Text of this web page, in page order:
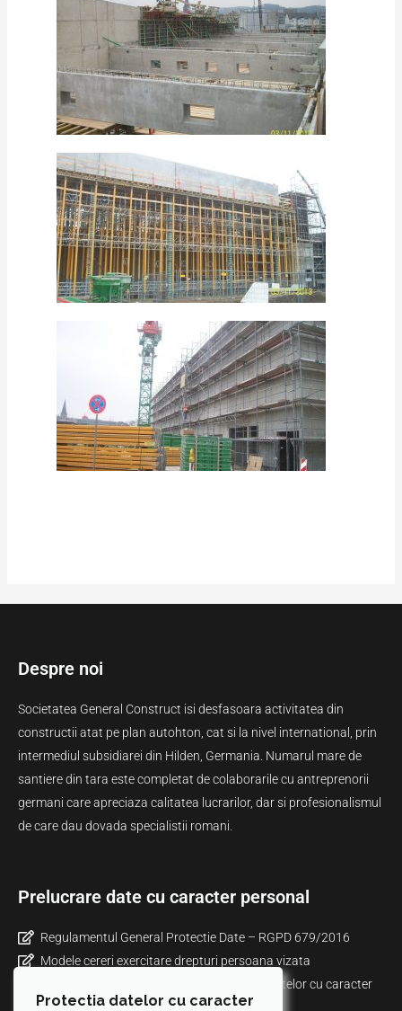
Despre noi
Societatea General Construct isi desfasoara activitatea din
constructii atat pe plan autohton, cat si la nivel international, prin
intermediul subsidiarei din Hilden, Germania. Numarul mare de
santiere din tara este completat de colaborarile cu antreprenorii
germani care apreciaza calitatea lucrarilor, dar si profesionalismul
de care dau dovada specialistii romani.
Prelucrare date cu caracter personal
Regulamentul General Protectie Date – RGPD 679/2016
Modele cereri exercitare drepturi persoana vizata
Informare privind politica de prelucrare a datelor cu caracter
personal prin mijloace video
Protectia datelor cu caracter